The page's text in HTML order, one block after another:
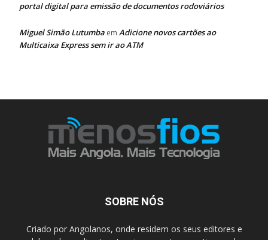
portal digital para emissão de documentos rodoviários
Miguel Simão Lutumba em Adicione novos cartões ao
Multicaixa Express sem ir ao ATM
SOBRE NÓS
Criado por Angolanos, onde residem os seus editores e